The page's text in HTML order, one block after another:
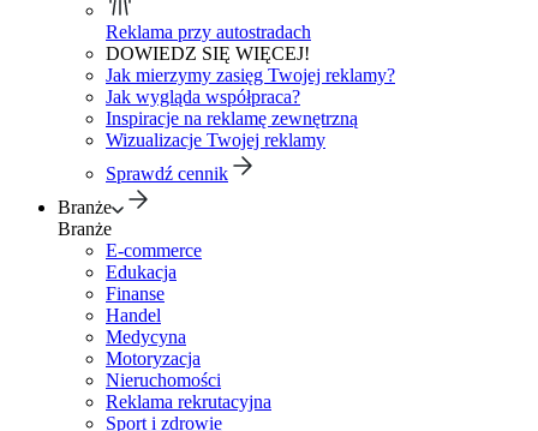
Reklama przy autostradach
DOWIEDZ SIĘ WIĘCEJ!
Jak mierzymy zasięg Twojej reklamy?
Jak wygląda współpraca?
Inspiracje na reklamę zewnętrzną
Wizualizacje Twojej reklamy
Sprawdź cennik
Branże
Branże
E-commerce
Edukacja
Finanse
Handel
Medycyna
Motoryzacja
Nieruchomości
Reklama rekrutacyjna
Sport i zdrowie